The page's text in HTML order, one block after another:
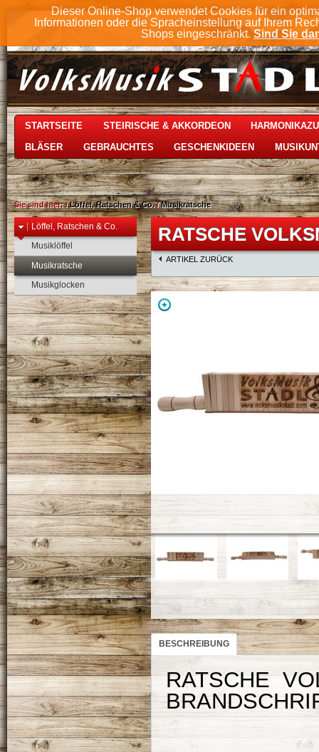
Dieser Online-Shop verwendet Cookies für ein
Informationen oder die Spracheinstellung auf Ihrem
Shops eingeschränkt. Sind Sie
STARTSEITE STEIRISCHE & AKKORDEON
BLÄSER GEBRAUCHTES GESCHENKIDEEN
Sie sind hier:/Löffel, Ratschen & Co./Musikratsche
Löffel, Ratschen & Co.
Musiklöffel
Musikratsche
Musikglocken
RATSCHE
ARTIKEL ZURÜCK
BESCHREIBUNG
RATSCHE